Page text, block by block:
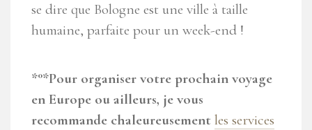
se dire que Bologne est une ville à taille
humaine, parfaite pour un week-end !
*°*Pour organiser votre prochain voyage
en Europe ou ailleurs, je vous
recommande chaleureusement les services